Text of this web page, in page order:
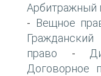
Арбитражный
- Вещное
право -
Договорное